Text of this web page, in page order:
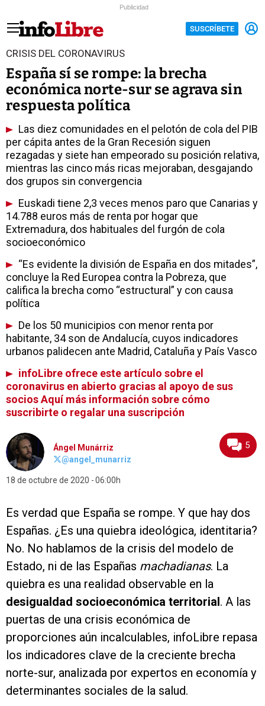
Publicidad
SUSCRÍBETE
CRISIS DEL CORONAVIRUS
España sí se rompe: la brecha
económica norte-sur se agrava sin
respuesta política
Las diez comunidades en el pelotón de cola del PIB
per cápita antes de la Gran Recesión siguen
rezagadas y siete han empeorado su posición relativa,
mientras las cinco más ricas mejoraban, desgajando
dos grupos sin convergencia
Euskadi tiene 2,3 veces menos paro que Canarias y
14.788 euros más de renta por hogar que
Extremadura, dos habituales del furgón de cola
socioeconómico
“Es evidente la división de España en dos mitades”,
concluye la Red Europea contra la Pobreza, que
califica la brecha como “estructural” y con causa
política
De los 50 municipios con menor renta por
habitante, 34 son de Andalucía, cuyos indicadores
urbanos palidecen ante Madrid, Cataluña y País Vasco
infoLibre ofrece este artículo sobre el
coronavirus en abierto gracias al apoyo de sus
socios Aquí más información sobre cómo
suscribirte o regalar una suscripción
Ángel Munárriz
@angel_munarriz
18 de octubre de 2020 06:00h
5
Es verdad que España se rompe. Y que hay dos
Españas. ¿Es una quiebra ideológica, identitaria?
No. No hablamos de la crisis del modelo de
Estado, ni de las Españas machadianas. La
quiebra es una realidad observable en la
desigualdad socioeconómica territorial. A las
puertas de una crisis económica de
proporciones aún incalculables, infoLibre repasa
los indicadores clave de la creciente brecha
norte-sur, analizada por expertos en economía y
determinantes sociales de la salud.